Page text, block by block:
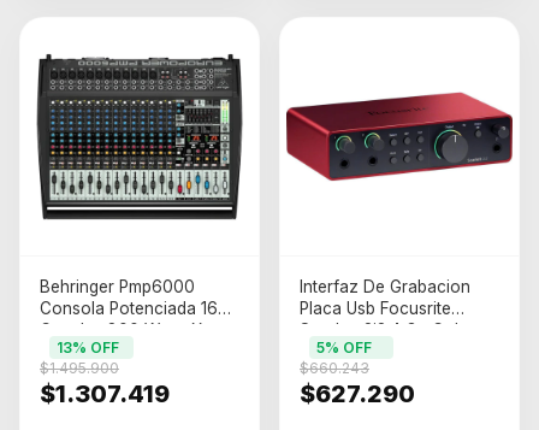
Behringer Pmp6000
Consola Potenciada 16
Canales 800 Watts X
$1.307.419
$1.495.900
13% OFF
Interfaz De Grabacion
Placa Usb Focusrite
Scarlett 2i2 4 Gn Color
Rojo
$627.290
$660.243
5% OFF